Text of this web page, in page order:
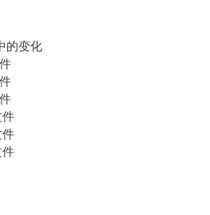
的变化
件
件
件